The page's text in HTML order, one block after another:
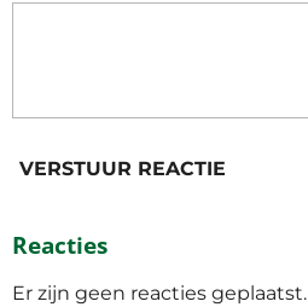
VERSTUUR REACTIE
Reacties
Er zijn geen reacties geplaatst.